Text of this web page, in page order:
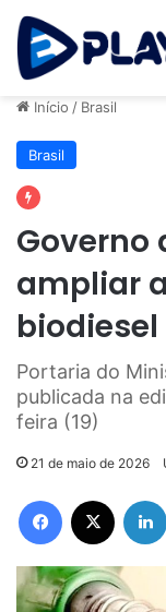
Início / Brasil
Brasil
Governo
ampliar
biodiesel
Portaria do
publicada na
feira (19)
21 de maio de 2026
Facebook